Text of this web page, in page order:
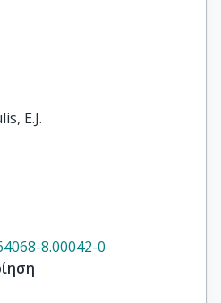
E.J.
8.00042-0